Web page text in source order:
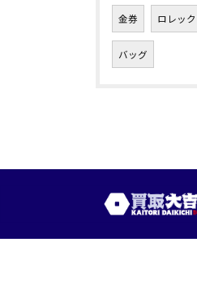
金券 ロレッ
バッグ